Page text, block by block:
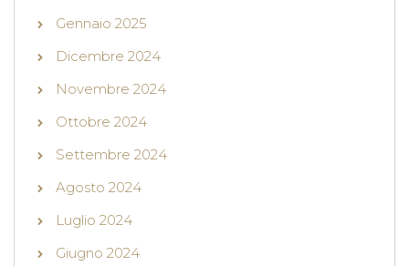
Gennaio 2025
Dicembre 2024
Novembre 2024
Ottobre 2024
Settembre 2024
Agosto 2024
Luglio 2024
Giugno 2024